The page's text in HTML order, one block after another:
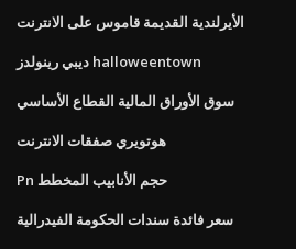
الأيرلندية القديمة قاموس على الانترنت
ديبي رينولدز halloweentown
سوق الأوراق المالية القطاع الأساسي
هوتويري صفقات الانترنت
Pn حجم الأنابيب المخطط
سعر فائدة سندات الحكومة الفيدرالية